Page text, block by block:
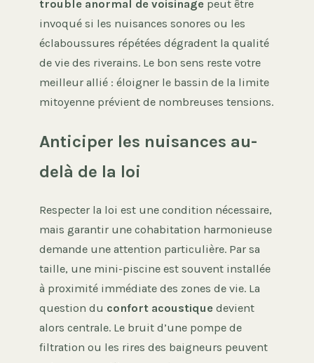
trouble anormal de voisinage peut être
invoqué si les nuisances sonores ou les
éclaboussures répétées dégradent la qualité
de vie des riverains. Le bon sens reste votre
meilleur allié : éloigner le bassin de la limite
mitoyenne prévient de nombreuses tensions.
Anticiper les nuisances au-
delà de la loi
Respecter la loi est une condition nécessaire,
mais garantir une cohabitation harmonieuse
demande une attention particulière. Par sa
taille, une mini-piscine est souvent installée
à proximité immédiate des zones de vie. La
question du confort acoustique devient
alors centrale. Le bruit d’une pompe de
filtration ou les rires des baigneurs peuvent